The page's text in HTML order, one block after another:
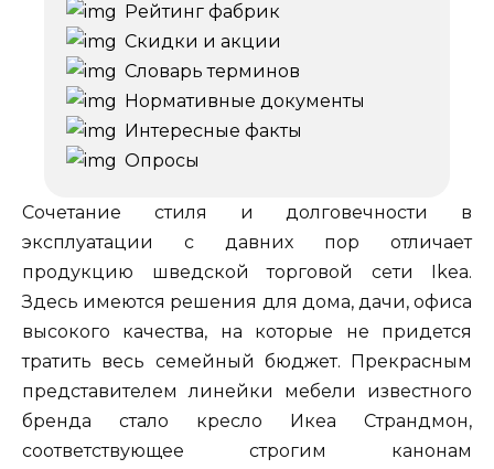
Рейтинг фабрик
Скидки и акции
Словарь терминов
Нормативные документы
Интересные факты
Опросы
Сочетание стиля и долговечности в
эксплуатации с давних пор отличает
продукцию шведской торговой сети Ikea.
Здесь имеются решения для дома, дачи, офиса
высокого качества, на которые не придется
тратить весь семейный бюджет. Прекрасным
представителем линейки мебели известного
бренда стало кресло Икеа Страндмон,
соответствующее строгим канонам